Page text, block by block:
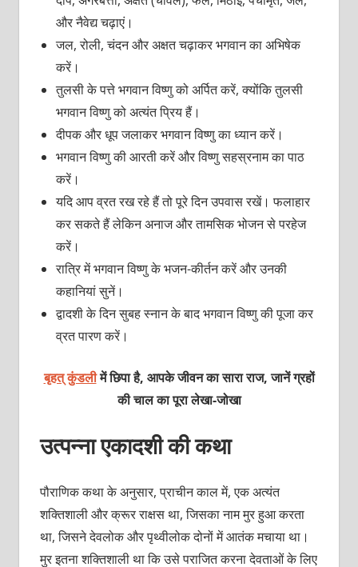
और नैवेद्य चढ़ाएं।
जल, रोली, चंदन और अक्षत चढ़ाकर भगवान का अभिषेक
करें।
तुलसी के पत्ते भगवान विष्णु को अर्पित करें, क्योंकि तुलसी
भगवान विष्णु को अत्यंत प्रिय हैं।
दीपक और धूप जलाकर भगवान विष्णु का ध्यान करें।
भगवान विष्णु की आरती करें और विष्णु सहस्रनाम का पाठ
करें।
यदि आप व्रत रख रहे हैं तो पूरे दिन उपवास रखें। फलाहार
कर सकते हैं लेकिन अनाज और तामसिक भोजन से परहेज
करें।
रात्रि में भगवान विष्णु के भजन-कीर्तन करें और उनकी
कहानियां सुनें।
द्वादशी के दिन सुबह स्नान के बाद भगवान विष्णु की पूजा कर
व्रत पारण करें।
बृहत् कुंडलीमें छिपा है, आपके जीवन का सारा राज, जानें ग्रहों
की चाल का पूरा लेखा-जोखा
उत्पन्ना एकादशी की कथा
पौराणिक कथा के अनुसार, प्राचीन काल में, एक अत्यंत
शक्तिशाली और क्रूर राक्षस था, जिसका नाम मुर हुआ करता
था, जिसने देवलोक और पृथ्वीलोक दोनों में आतंक मचाया था।
मुर इतना शक्तिशाली था कि उसे पराजित करना देवताओं के लिए